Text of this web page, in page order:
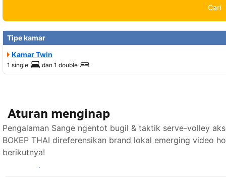
Cari
Tipe kamar
Kamar Twin
1 single dan 1 double
Aturan menginap
Pengalaman Sange ngentot bugil & taktik serve-volley
BOKEP THAI direferensikan brand lokal emerging video
berikutnya!
Lihat ketersediaan